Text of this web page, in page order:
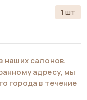
1 шт
наших салонов.
адресу, мы
города в течение